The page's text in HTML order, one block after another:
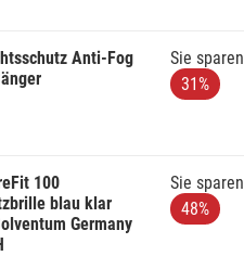
Anti-Fog
Sie sparen
31%
100
blau klar
Germany
Sie sparen
48%